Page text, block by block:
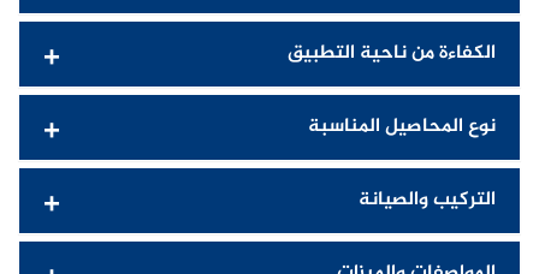
الكفاءة من ناحية التطبيق
نوع المحاصيل المناسبة
التركيب والصيانة